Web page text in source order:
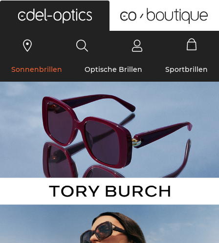
Sonnenbrillen Optische Brillen Sportbrillen